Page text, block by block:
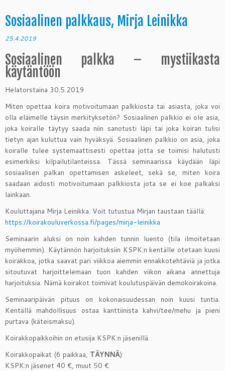
Sosiaalinen palkkaus, Mirja Leinikka
25.4.2019
Sosiaalinen palkka – mystiikasta
käytäntöön
Helatorstaina 30.5.2019
Miten opettaa koira motivoitumaan palkkiosta tai asiasta, joka voi
olla eläimelle täysin merkityksetön? Sosiaalinen palkkio ei ole asia,
joka koiralle täytyy saada niin sanotusti läpi tai joka koiran tulisi
tietyn ajan kuluttua vain hyväksyä. Sosiaalinen palkkio on asia, joka
koiralle tulee systemaattisesti opettaa jotta se toimisi halutusti
esimerkiksi kilpailutilanteissa. Tässä seminaarissa käydään läpi
sosiaalisen palkan opettamisen askeleet, sekä se, miten koira
saadaan aidosti motivoitumaan palkkiosta jota se ei koe palkaksi
lainkaan.
Kouluttajana Mirja Leinikka. Voit tutustua Mirjan taustaan täällä:
https://koirakouluverkossa.fi/pages/mirja-leinikka
Seminaarin aluksi on noin kahden tunnin luento (tila ilmoitetaan
myöhemmin). Käytännön harjoituksiin KSPK:n kentälle otetaan kuusi
koirakkoa, jotka saavat pari viikkoa aiemmin ennakkotehtäviä ja jotka
sitoutuvat harjoittelemaan tuon kahden viikon aikana annettuja
harjoituksia. Nämä koirakot toimivat koulutuspäivän demokoirakoina.
Seminaaripäivän pituus on kokonaisuudessan noin kuusi tuntia.
Kentällä mahdollisuus ostaa kanttiinista kahvi/tee/mehu ja pieni
purtava (käteismaksu).
Koirakkopaikkoihin on etusija KSPK:n jäsenillä.
Koirakkopaikat (6 paikkaa, TÄYNNÄ):
KSPK:n jäsenet 40 €, muut 50 €